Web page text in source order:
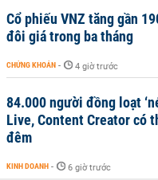
Cổ phiếu VNZ tăng gần
đôi giá trong ba tháng
CHỨNG KHOÁN - 4 giờ trước
84.000 người đồng loạt
Live, Content Creator có
đêm
KINH DOANH - 6 giờ trước